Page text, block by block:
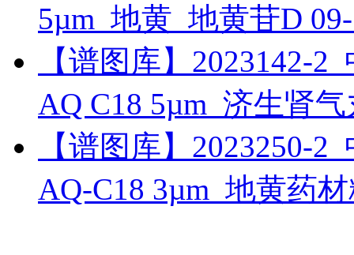
5µm_地黄_地黄苷D
【谱图库】2023142-
AQ C18 5µm_济生肾
【谱图库】2023250-
AQ-C18 3µm_地黄药